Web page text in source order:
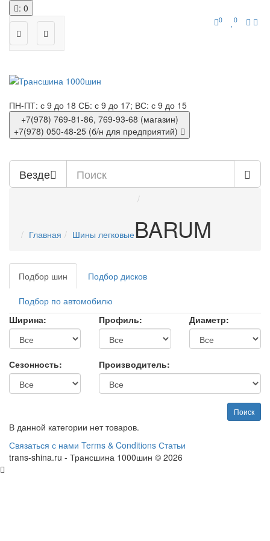
: 0
0 0
ПН-ПТ: с 9 до 18 СБ: с 9 до 17; ВС: с 9 до 15
+7(978) 769-81-86, 769-93-68 (магазин)
+7(978) 050-48-25 (б/н для предприятий)
Везде
Главная Шины легковыеBARUM
Подбор шин Подбор дисков
Подбор по автомобилю
Ширина:
Профиль: Диаметр:
Сезонность: Производитель:
Поиск
В данной категории нет товаров.
Связаться с нами Terms & Conditions Статьи
trans-shina.ru - Трансшина 1000шин © 2026